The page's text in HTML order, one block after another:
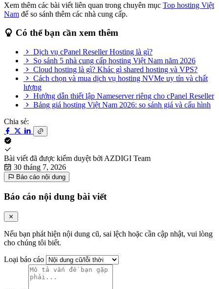
Xem thêm các bài viết liên quan trong chuyên mục Top hosting Việt
Nam để so sánh thêm các nhà cung cấp.
Có thể bạn cần xem thêm
Dịch vụ cPanel Reseller Hosting là gì?
So sánh 5 nhà cung cấp hosting Việt Nam năm 2026
Cloud hosting là gì? Khác gì shared hosting và VPS?
Cách chọn và mua dịch vụ hosting NVMe uy tín và chất
lượng
Hướng dẫn thiết lập Nameserver riêng cho cPanel Reseller
Bảng giá hosting Việt Nam 2026: so sánh giá và cấu hình
Chia sẻ:
Bài viết đã được kiểm duyệt bởi AZDIGI Team
30 tháng 7, 2026
Báo cáo nội dung
Báo cáo nội dung bài viết
Nếu bạn phát hiện nội dung cũ, sai lệch hoặc cần cập nhật, vui lòng
cho chúng tôi biết.
Loại báo cáo